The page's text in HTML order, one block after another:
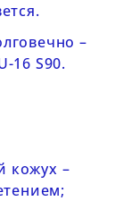
–
16 S90.
кожух –